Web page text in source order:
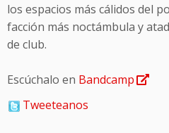
los espacios más cálidos del
facción más noctámbula y
de club.
Escúchalo en Bandcamp
Tweeteanos